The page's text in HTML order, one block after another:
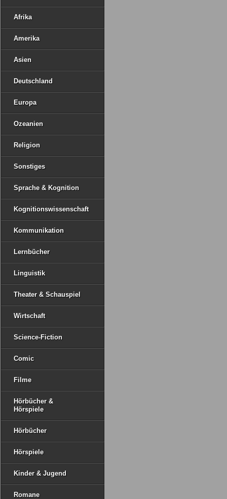
Afrika
Amerika
Asien
Deutschland
Europa
Ozeanien
Religion
Sonstiges
Sprache & Kognition
Kognitionswissenschaft
Kommunikation
Lernbücher
Linguistik
Theater & Schauspiel
Wirtschaft
Science-Fiction
Comic
Filme
Hörbücher &
Hörspiele
Hörbücher
Hörspiele
Kinder & Jugend
Romane